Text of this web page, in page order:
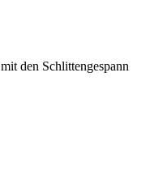
den Schlittengespann